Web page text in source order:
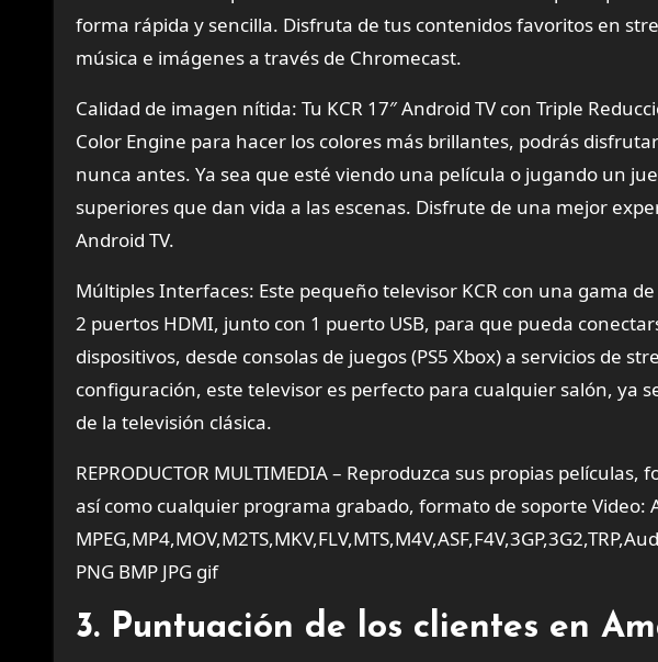
forma rápida y sencilla. Disfruta de tus contenidos favoritos en
música e imágenes a través de Chromecast.
Calidad de imagen nítida: Tu KCR 17″ Android TV con Triple
Color Engine para hacer los colores más brillantes, podrás
nunca antes. Ya sea que esté viendo una película o jugando un
superiores que dan vida a las escenas. Disfrute de una mejor
Android TV.
Múltiples Interfaces: Este pequeño televisor KCR con una gama
2 puertos HDMI, junto con 1 puerto USB, para que pueda
dispositivos, desde consolas de juegos (PS5 Xbox) a servicios de
configuración, este televisor es perfecto para cualquier salón, ya
de la televisión clásica.
REPRODUCTOR MULTIMEDIA – Reproduzca sus propias
así como cualquier programa grabado, formato de soporte Video:
PNG BMP JPG gif
3. Puntuación de los clientes en